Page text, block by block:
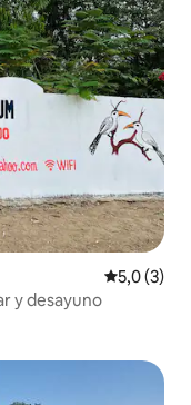
5,0 (3)
al mar y desayuno